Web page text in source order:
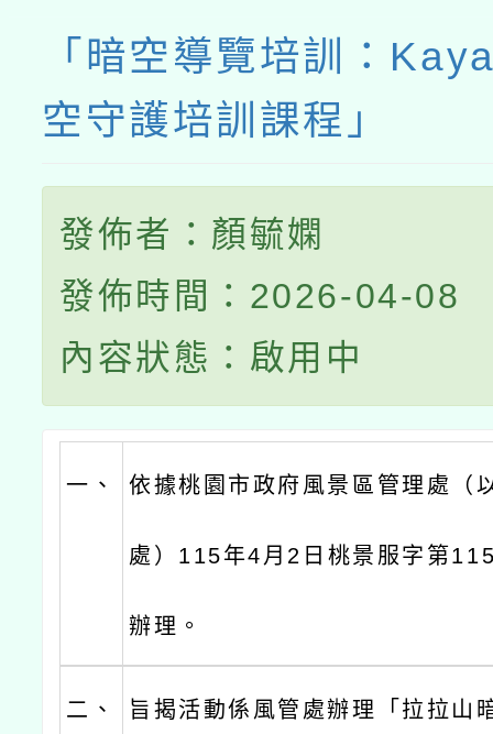
「暗空導覽培訓：
空守護培訓課程」
發佈者：顏毓嫻
發佈時間：2026-04-08
內容狀態：啟用中
一、 依據桃園市政府風景區管理處（
處）115年4月2日桃景服字第
辦理。
二、 旨揭活動係風管處辦理「拉拉山